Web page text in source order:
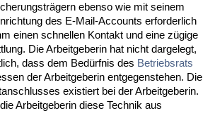
eben­so wie mit sei­nem
des E-Mail-Ac­counts er­for­der­lich
ei­nen schnel­len Kon­takt und ei­ne zügi­ge
Die Ar­beit­ge­be­rin hat nicht dar­ge­legt,
dass dem Bedürf­nis des Be­triebs­rats
der Ar­beit­ge­be­rin ent­ge­gen­ste­hen. Die
exis­tiert bei der Ar­beit­ge­be­rin.
Ar­beit­ge­be­rin die­se Tech­nik aus